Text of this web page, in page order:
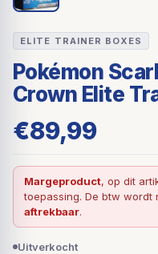
ELITE TRAINER BOXES
Pokémon
Crown Elite
€89,99
Margeproduct, op dit
toepassing. De btw wordt
aftrekbaar.
Uitverkocht